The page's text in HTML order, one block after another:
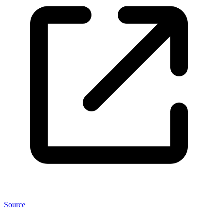
Source